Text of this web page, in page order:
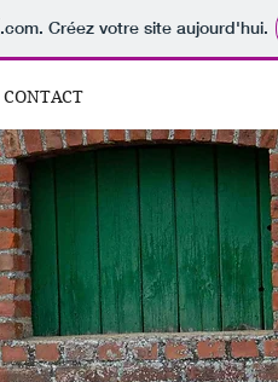
.com. Créez votre site aujourd'hui.
CONTACT